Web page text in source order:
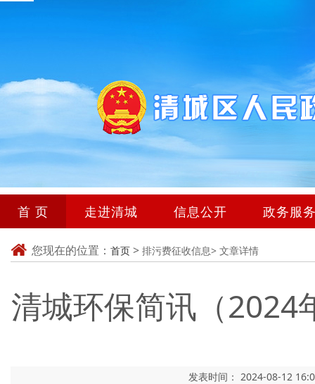
首 页 走进清城 信息公开 政务服
您现在的位置： 首页 > 排污费征收信息> 文章详情
清城环保简讯（2024
发表时间： 2024-08-12